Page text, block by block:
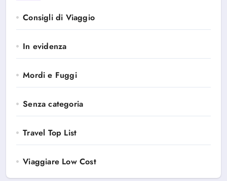
Consigli di Viaggio
In evidenza
Mordi e Fuggi
Senza categoria
Travel Top List
Viaggiare Low Cost